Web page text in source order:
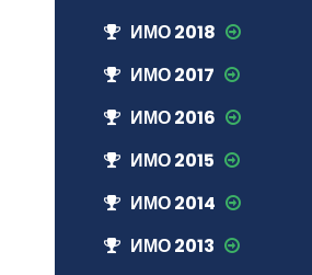
ИМО 2018
ИМО 2017
ИМО 2016
ИМО 2015
ИМО 2014
ИМО 2013